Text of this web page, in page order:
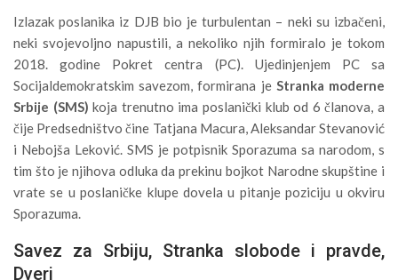
Izlazak poslanika iz DJB bio je turbulentan – neki su izbačeni,
neki svojevoljno napustili, a nekoliko njih formiralo je tokom
2018. godine Pokret centra (PC). Ujedinjenjem PC sa
Socijaldemokratskim savezom, formirana je Stranka moderne
Srbije (SMS)koja trenutno ima poslanički klub od 6 članova, a
čije Predsedništvo čine Tatjana Macura, Aleksandar Stevanović
i Nebojša Leković. SMS je potpisnik Sporazuma sa narodom, s
tim što je njihova odluka da prekinu bojkot Narodne skupštine i
vrate se u poslaničke klupe dovela u pitanje poziciju u okviru
Sporazuma.
Savez za Srbiju, Stranka slobode i pravde,
Dveri